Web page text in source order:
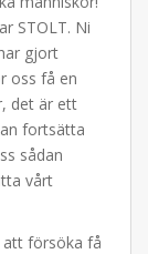
STOLT. Ni
gjort
oss få en
det är ett
fortsätta
sådan
vårt
att försöka få